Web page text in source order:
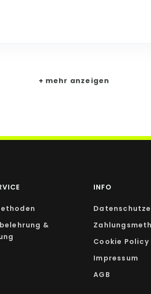
mehr anzeigen
&
INFO
Cookie Policy
Impressum
AGB